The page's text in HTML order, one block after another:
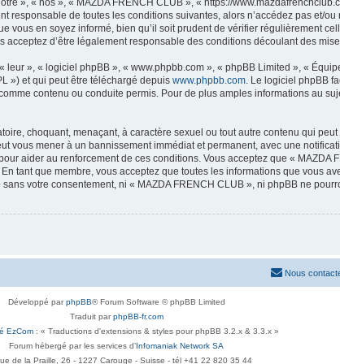
», « nos », « MAZDA FRENCH CLUB », « https://
responsable de toutes les conditions suivantes, alors n’accédez pas et/
vous en soyez informé, bien qu’il soit prudent de vérifier régulièrement
d’être légalement responsable des conditions découlant des
», « logiciel phpBB », « www.phpbb.com », « phpBB Limited », «
») et qui peut être téléchargé depuis www.phpbb.com. Le logiciel phpBB
contenu ou conduite permis. Pour de plus amples informations au
choquant, menaçant, à caractère sexuel ou tout autre contenu qui
vous mener à un bannissement immédiat et permanent, avec une
aider au renforcement de ces conditions. Vous acceptez que « MAZDA
tant que membre, vous acceptez que toutes les informations que vous
votre consentement, ni « MAZDA FRENCH CLUB », ni phpBB ne
Nous
Développé parphpBB® Forum Software © phpBB Limited
Traduit parphpBB-fr.com
EzCom : « Traductions d'extensions & styles pour phpBB 3.2.x & 3.3.x »
Forum hébergé par les services d’Infomaniak Network SA
de la Praille, 26 - 1227 Carouge - Suisse - tél +41 22 820 35 44